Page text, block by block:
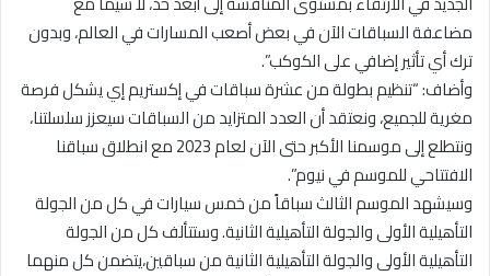
مضاعفة السباقات الآن في بعض أصعب المسارات في العالم، وبدون
ترك أي تأثير إضافي على الكوكب”.
وأضاف: “تنظيم بطولة من عشرة سباقات في إكستريم إي يشكل فرصة
مغرية للجميع، ونعتقد أن العدد المتزايد من السباقات سيعزز سلسلتنا،
ونتطلع إلى موسمنا الأكبر حتى الآن لعام 2023 مع انطلاق سباقنا
الافتتاحي للموسم في نيوم”.
وسيشهد الموسم الثالث سباقاً من خمس سيارات في كل من الجولة
التأهيلية الأولى والجولة التأهيلية الثانية. وستتألف كل من الجولة
التأهيلية الأولى والجولة التأهيلية الثانية من سباقين،يتضمن كل منهما